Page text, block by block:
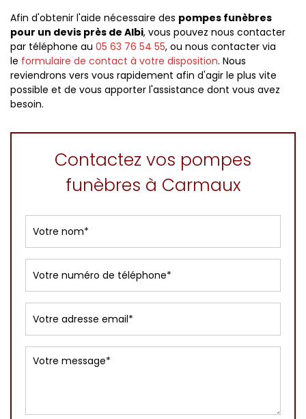
Afin d'obtenir l'aide nécessaire des pompes funèbres
pour un devis près de Albi, vous pouvez nous contacter
par téléphone au 05 63 76 54 55, ou nous contacter via
le formulaire de contact à votre disposition. Nous
reviendrons vers vous rapidement afin d'agir le plus vite
possible et de vous apporter l'assistance dont vous avez
besoin.
Contactez vos pompes
funèbres à Carmaux